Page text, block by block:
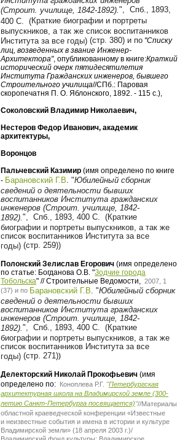
(Строит. училище, 1842-1892).", Спб., 1893,
400 С. (Краткие биографии и портреты
выпускников, а так же список воспитанников
Института за все годы)(стр. 380) и по "Списку
лиц, возведенных в звание Инженер-
Архитектора", опубликованному в книге:Краткий
исторический очерк пятидесятилетия
Института Гражданских инженеров, бывшего
Строительного училища//СПб.: Паровая
скоропечатня П. О. Яблонского, 1892. - 115 с.),
Соколовский Владимир Николаевич,
Нестеров Федор Иванович, академик
архитектуры,
Воронцов
Пальчевский Казимир(имя определено по книге
- Барановский Г.В ."Юбилейный сборник
сведений о деятельности бывших
воспитанников Института гражданских
инженеров (Строит. училище, 1842-
1892).", Спб., 1893, 400 С. (Краткие
биографии и портреты выпускников, а так же
список воспитанников Института за все
годы)(стр. 259))
Полонский Зелислав Егорович (имя определено
по статье: Богданова О.В. "Зодчие города
Тобольска" // Строительные Ведомости, 2007, 1
(37) и по Барановский Г.В ."Юбилейный сборник
сведений о деятельности бывших
воспитанников Института гражданских
инженеров (Строит. училище, 1842-
1892).", Спб., 1893, 400 С. (Краткие
биографии и портреты выпускников, а так же
список воспитанников Института за все
годы)(стр. 271))
Делекторский Николай Прокофьевич (имя
определено по: Коноплева Р.Г. "Петербургская
архитектурная школа на Владимирской земле (300-
летию Санкт-Петербурга посвящается)"//Материалы
областной краеведческой конференции «Известные
и неизвестные события и имена в истории и культуре
Владимирской земли» (18 апреля 2003 г.)/